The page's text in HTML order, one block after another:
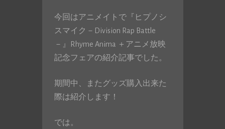
今回はアニメイトで『ヒプノシ
スマイク－Division Rap Battle
－』Rhyme Anima ＋アニメ放映
記念フェアの紹介記事でした。
期間中、またグッズ購入出来た
際は紹介します！
では。